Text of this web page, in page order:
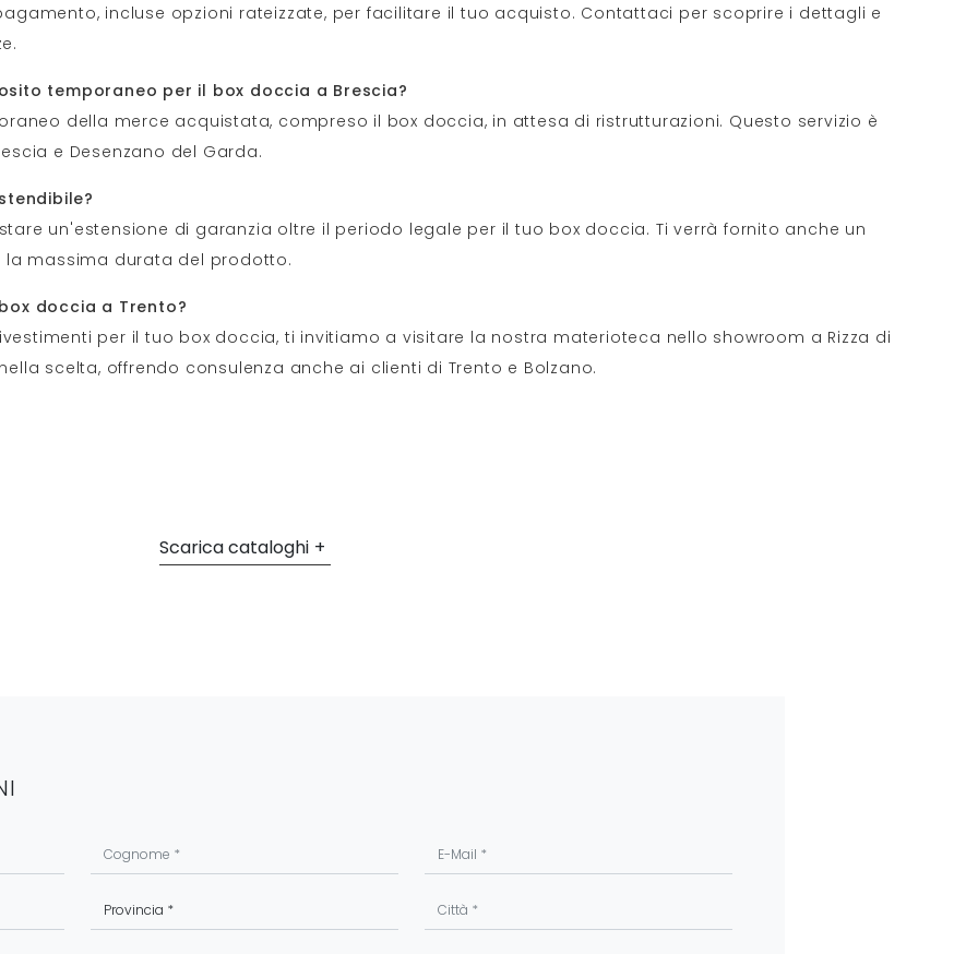
incluse opzioni rateizzate, per facilitare il tuo acquisto. Contattaci per scoprire i dettagli e
temporaneo per il box doccia a Brescia?
della merce acquistata, compreso il box doccia, in attesa di ristrutturazioni. Questo servizio è
e Desenzano del Garda.
un'estensione di garanzia oltre il periodo legale per il tuo box doccia. Ti verrà fornito anche un
massima durata del prodotto.
doccia a Trento?
per il tuo box doccia, ti invitiamo a visitare la nostra materioteca nello showroom a Rizza di
scelta, offrendo consulenza anche ai clienti di Trento e Bolzano.
Scarica cataloghi